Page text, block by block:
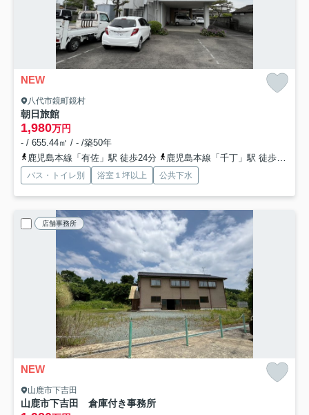
NEW
八代市鏡町鏡村
朝日旅館
1,980万円
- / 655.44㎡ / - /築50年
鹿児島本線「有佐」駅 徒歩24分
鹿児島本線「千丁」駅 徒歩61分
バス・トイレ別 浴室１坪以上 公共下水
店舗事務所
NEW
山鹿市下吉田
山鹿市下吉田 倉庫付き事務所